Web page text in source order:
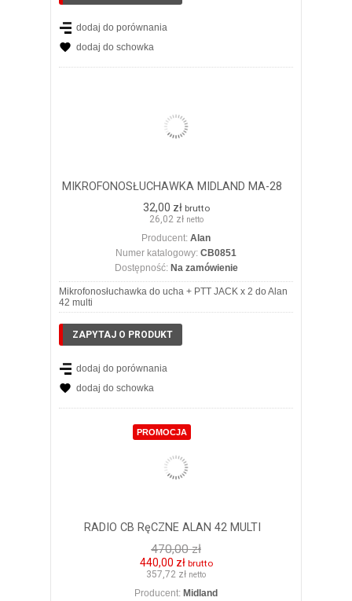
dodaj do porównania
dodaj do schowka
MIKROFONOSŁUCHAWKA MIDLAND MA-28
32,00 zł brutto
26,02 zł netto
Producent: Alan
Numer katalogowy: CB0851
Dostępność: Na zamówienie
Mikrofonosłuchawka do ucha + PTT JACK x 2 do Alan
42 multi
ZAPYTAJ O PRODUKT
dodaj do porównania
dodaj do schowka
PROMOCJA
RADIO CB RęCZNE ALAN 42 MULTI
470,00 zł
440,00 zł brutto
357,72 zł netto
Producent: Midland